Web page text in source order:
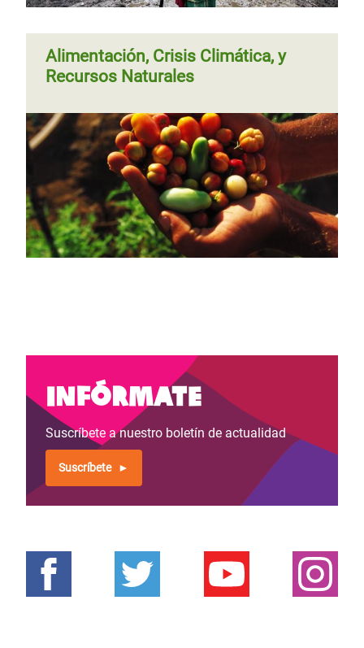
Paginación Página 1Siguiente
página
››
Paginación
Página
anterior
‹‹ Página 2Siguiente
página
››
Alimentación, Crisis Climática, y
Recursos Naturales
Infórmate
Suscríbete a nuestro boletín de actualidad
Suscríbete